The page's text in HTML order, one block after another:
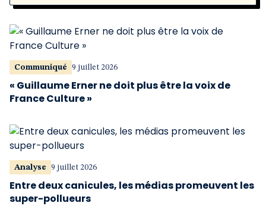
Communiqué 9 juillet 2026
« Guillaume Erner ne doit plus être la voix de
France Culture »
Analyse 9 juillet 2026
Entre deux canicules, les médias promeuvent les
super-pollueurs